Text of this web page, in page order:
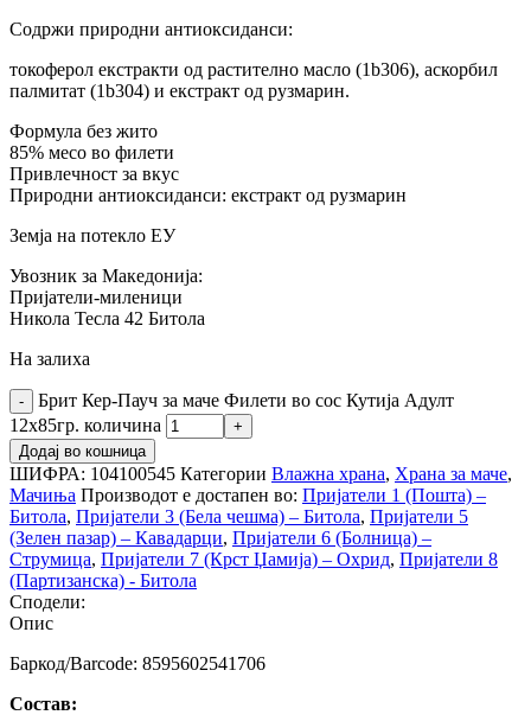
Содржи природни антиоксиданси:
токоферол екстракти од растително масло (1b306), аскорбил
палмитат (1b304) и екстракт од рузмарин.
Формула без жито
85% месо во филети
Привлечност за вкус
Природни антиоксиданси: екстракт од рузмарин
Земја на потекло ЕУ
Увозник за Македонија:
Пријатели-миленици
Никола Тесла 42 Битола
На залиха
Брит Кер-Пауч за маче Филети во сос Кутија Адулт
12х85гр. количина
Додај во кошница
ШИФРА: 104100545 Категории Влажна храна, Храна за маче,
Мачиња Производот е достапен во: Пријатели 1 (Пошта) –
Битола, Пријатели 3 (Бела чешма) – Битола, Пријатели 5
(Зелен пазар) – Кавадарци, Пријатели 6 (Болница) –
Струмица, Пријатели 7 (Крст Џамија) – Охрид, Пријатели 8
(Партизанска) - Битола
Сподели:
Опис
Баркод/Barcode: 8595602541706
Состав: